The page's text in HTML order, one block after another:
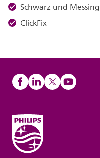
Schwarz und Messing
ClickFix